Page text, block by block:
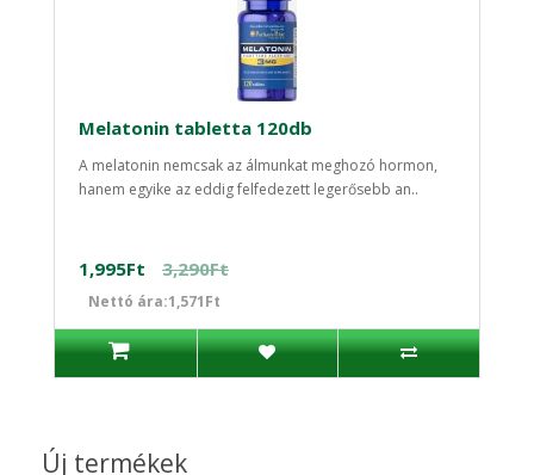
Melatonin tabletta 120db
A melatonin nemcsak az álmunkat meghozó hormon,
hanem egyike az eddig felfedezett legerősebb an..
1,995Ft 3,290Ft
Nettó ára:1,571Ft
Új termékek